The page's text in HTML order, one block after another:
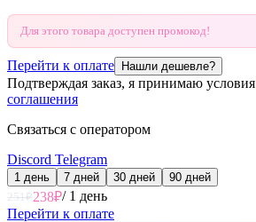
Для этого товара доступен промокод!
Перейти к оплате Нашли дешевле?
Подтверждая заказ, я принимаю условия
соглашения
Связаться с оператором
Discord Telegram
1 день 7 дней 30 дней
90 дней
251₽238₽/ 1 день
Перейти к оплате